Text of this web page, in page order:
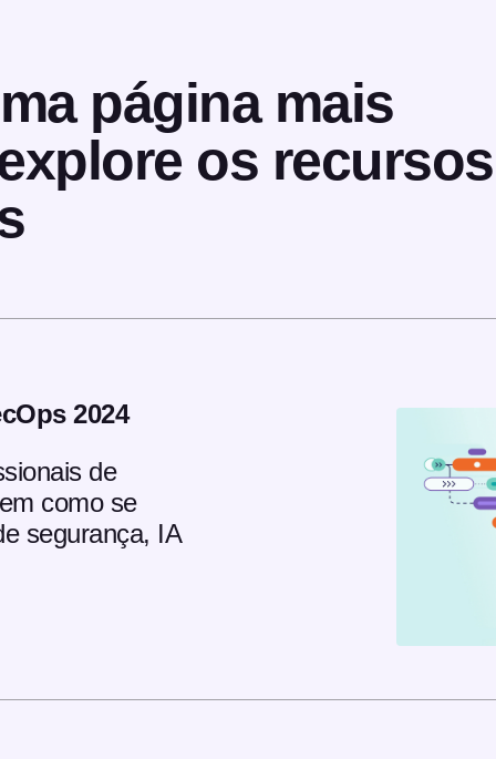
página mais
os recursos
2024
de
como se
segurança, IA